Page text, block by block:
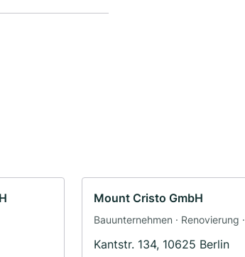
Mount Cristo GmbH
Bauunternehmen · Renovierung ·
Baggerbetrieb · Trockenbau
Kantstr. 134, 10625 Berlin